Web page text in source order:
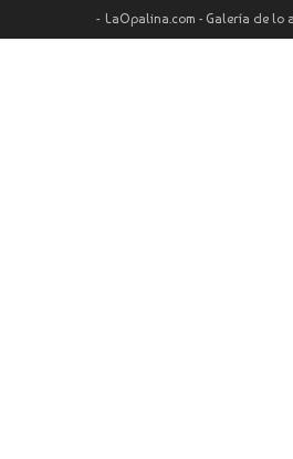
LaOpalina.com - Galería de lo